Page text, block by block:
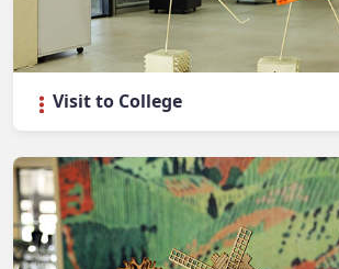
Visit to College